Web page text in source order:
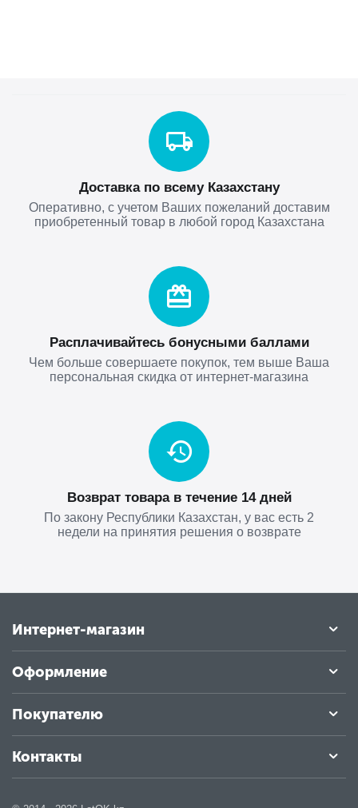
Доставка по всему Казахстану
Оперативно, с учетом Ваших пожеланий доставим
приобретенный товар в любой город Казахстана
Расплачивайтесь бонусными баллами
Чем больше совершаете покупок, тем выше Ваша
персональная скидка от интернет-магазина
Возврат товара в течение 14 дней
По закону Республики Казахстан, у вас есть 2
недели на принятия решения о возврате
Интернет-магазин
Оформление
Покупателю
Контакты